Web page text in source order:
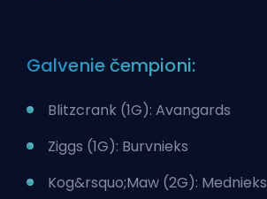
Galvenie čempioni:
Blitzcrank (1G): Avangards
Ziggs (1G): Burvnieks
Kog&rsquo;Maw (2G): Mednieks